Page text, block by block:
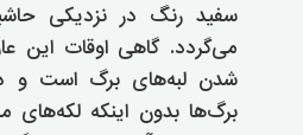
سفید رنگ در نزدیکی
می‌گردد. گاهی اوقات این
شدن لبه‌های برگ است و
برگ‌ها بدون اینکه لکه‌های